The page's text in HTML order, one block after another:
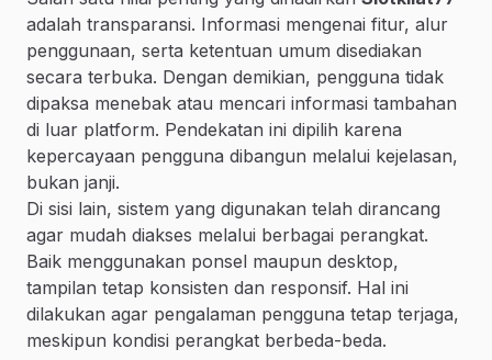
adalah transparansi. Informasi mengenai fitur, alur
penggunaan, serta ketentuan umum disediakan
secara terbuka. Dengan demikian, pengguna tidak
dipaksa menebak atau mencari informasi tambahan
di luar platform. Pendekatan ini dipilih karena
kepercayaan pengguna dibangun melalui kejelasan,
bukan janji.
Di sisi lain, sistem yang digunakan telah dirancang
agar mudah diakses melalui berbagai perangkat.
Baik menggunakan ponsel maupun desktop,
tampilan tetap konsisten dan responsif. Hal ini
dilakukan agar pengalaman pengguna tetap terjaga,
meskipun kondisi perangkat berbeda-beda.